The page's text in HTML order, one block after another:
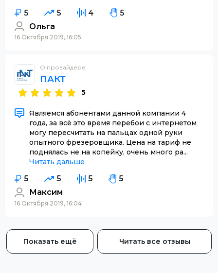
5 5 4
5
Ольга
16 Октября 2019, 16:05
О провайдере
ПАКТ
5
Являемся абонентами данной компании 4
года, за всё это время перебои с интернетом
могу пересчитать на пальцах одной руки
опытного фрезеровщика. Цена на тариф не
поднялась не на копейку, очень много ра...
Читать дальше
5 5 5
5
Максим
16 Октября 2019, 16:04
Показать ещё Читать все отзывы